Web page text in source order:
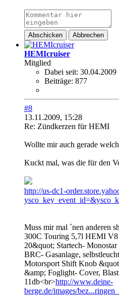
Abschicken Abbrechen
HEMIcruiser
Mitglied
Dabei seit: 30.04.2009
Beiträge: 877
#8
13.11.2009, 15:28
Re: Zündkerzen für HEMI
Wollte mir auch gerade
Kuckt mal, was die für den
http://us-dc1-
Muss mir mal ´nen anderen
300C Touring 5,7l HEMI
20&quot; Startech-
BRC- Gasanlage,
Motorsport Shift Knob
&amp; Foglight- Cover,
11db<br>http://www.deine-
berge.de/images/